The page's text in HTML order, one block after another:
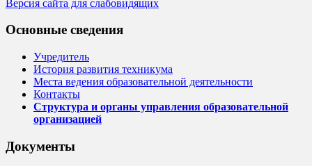
VK
Версия сайта для слабовидящих
Основные сведения
Учредитель
История развития техникума
Места ведения образовательной деятельности
Контакты
Структура и органы управления образовательной
организацией
Документы